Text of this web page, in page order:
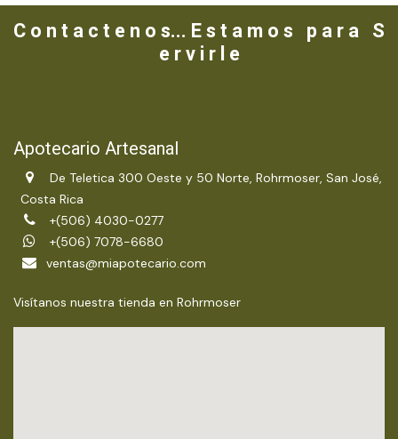
C o n t a c t e n o s... E s t a m o s p a r a S
e r v i r l e
Apotecario Artesanal
De Teletica 300 Oeste y 50 Norte, Rohrmoser, San José,
Costa Rica
+(506) 4030-0277
+(506) 7078-6680
ventas@miapotecario.com
Visítanos nuestra tienda en Rohrmoser